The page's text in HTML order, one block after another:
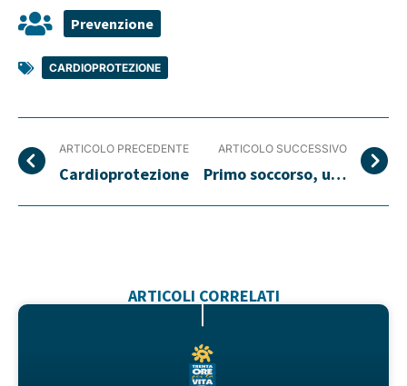
Prevenzione
CARDIOPROTEZIONE
ARTICOLO PRECEDENTE
Cardioprotezione
ARTICOLO SUCCESSIVO
Primo soccorso, un concorso lo porta in classe
ARTICOLI CORRELATI